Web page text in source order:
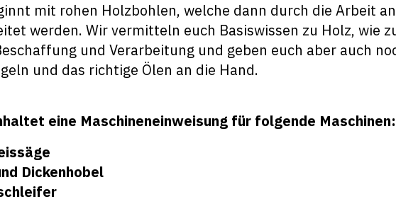
mit rohen Holzbohlen, welche dann durch die Arbeit
werden. Wir vermitteln euch Basiswissen zu Holz, wie
und Verarbeitung und geben euch aber auch
und das richtige Ölen an die Hand.
eine Maschineneinweisung für folgende Maschinen:
Dickenhobel